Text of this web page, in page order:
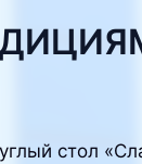
стол